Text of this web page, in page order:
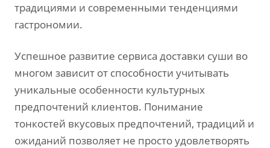
традициями и современными тенденциями
гастрономии.
Успешное развитие сервиса доставки суши во
многом зависит от способности учитывать
уникальные особенности культурных
предпочтений клиентов. Понимание
тонкостей вкусовых предпочтений, традиций и
ожиданий позволяет не просто удовлетворять